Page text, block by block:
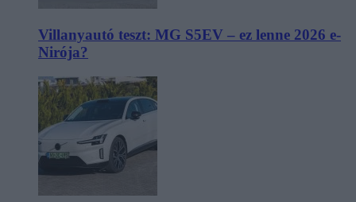
Villanyautó teszt: MG S5EV – ez lenne 2026 e-
Nirója?